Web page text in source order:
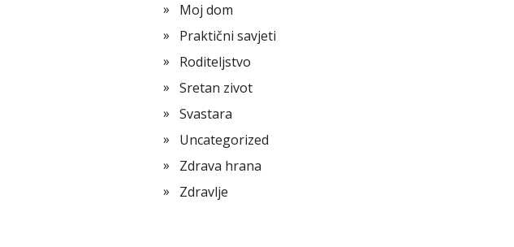
Moj dom
Praktični savjeti
Roditeljstvo
Sretan zivot
Svastara
Uncategorized
Zdrava hrana
Zdravlje